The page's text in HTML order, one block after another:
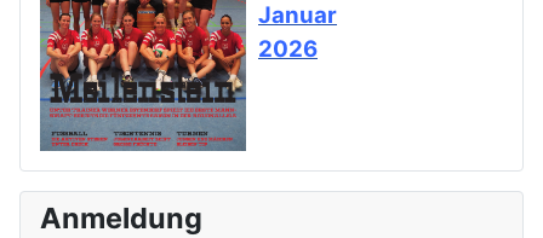
Januar
2026
Anmeldung